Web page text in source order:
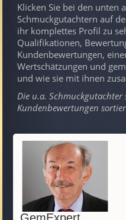
Klicken Sie bei den unten
Schmuckgutachtern auf
ihr komplettes Profil zu
Qualifikationen,
Kundenbewertungen,
Wertschätzungen und
und wie sie mit ihnen
Die u.a.
Kundenbewertungen